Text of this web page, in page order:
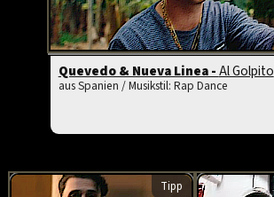
Quevedo & Nueva Linea -Al Golpito
aus Spanien / Musikstil: Rap Dance
Tipp